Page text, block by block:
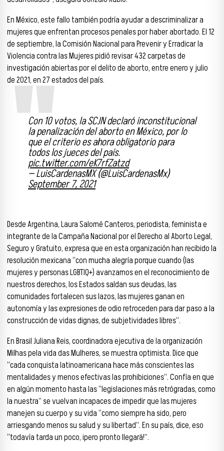
En México, este fallo también podría ayudar a descriminalizar a
mujeres que enfrentan procesos penales por haber abortado. El 12
de septiembre, la Comisión Nacional para Prevenir y Erradicar la
Violencia contra las Mujeres pidió revisar 432 carpetas de
investigación abiertas por el delito de aborto, entre enero y julio
de 2021, en 27 estados del país.
Con 10 votos, la SCJN declaró inconstitucional
la penalización del aborto en México, por lo
que el criterio es ahora obligatorio para
todos los jueces del país.
pic.twitter.com/eK7rfZatzd
— LuisCardenasMX (@LuisCardenasMx)
September 7, 2021
Desde Argentina, Laura Salomé Canteros, periodista, feminista e
integrante de la Campaña Nacional por el Derecho al Aborto Legal,
Seguro y Gratuito, expresa que en esta organización han recibido la
resolución mexicana “con mucha alegría porque cuando (las
mujeres y personas LGBTIQ+) avanzamos en el reconocimiento de
nuestros derechos, los Estados saldan sus deudas, las
comunidades fortalecen sus lazos, las mujeres ganan en
autonomía y las expresiones de odio retroceden para dar paso a la
construcción de vidas dignas, de subjetividades libres”.
En Brasil Juliana Reis, coordinadora ejecutiva de la organización
Milhas pela vida das Mulheres, se muestra optimista. Dice que
“cada conquista latinoamericana hace más conscientes las
mentalidades y menos efectivas las prohibiciones”. Confía en que
en algún momento hasta las “legislaciones más retrógradas, como
la nuestra” se vuelvan incapaces de impedir que las mujeres
manejen su cuerpo y su vida “como siempre ha sido, pero
arriesgando menos su salud y su libertad”. En su país, dice, eso
“todavía tarda un poco, ¡pero pronto llegará!”.